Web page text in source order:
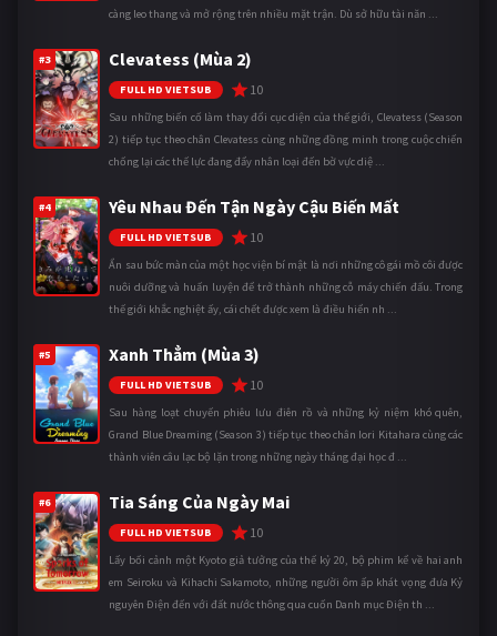
càng leo thang và mở rộng trên nhiều mặt trận. Dù sở hữu tài năn ...
#3 Clevatess (Mùa 2)
FULL HD VIETSUB 10
Sau những biến cố làm thay đổi cục diện của thế giới, Clevatess (Season
2) tiếp tục theo chân Clevatess cùng những đồng minh trong cuộc chiến
chống lại các thế lực đang đẩy nhân loại đến bờ vực diệ ...
#4 Yêu Nhau Đến Tận Ngày Cậu Biến Mất
FULL HD VIETSUB 10
Ẩn sau bức màn của một học viện bí mật là nơi những cô gái mồ côi được
nuôi dưỡng và huấn luyện để trở thành những cỗ máy chiến đấu. Trong
thế giới khắc nghiệt ấy, cái chết được xem là điều hiển nh ...
#5 Xanh Thẳm (Mùa 3)
FULL HD VIETSUB 10
Sau hàng loạt chuyến phiêu lưu điên rồ và những kỷ niệm khó quên,
Grand Blue Dreaming (Season 3) tiếp tục theo chân Iori Kitahara cùng các
thành viên câu lạc bộ lặn trong những ngày tháng đại học đ ...
#6 Tia Sáng Của Ngày Mai
FULL HD VIETSUB 10
Lấy bối cảnh một Kyoto giả tưởng của thế kỷ 20, bộ phim kể về hai anh
em Seiroku và Kihachi Sakamoto, những người ôm ấp khát vọng đưa Kỷ
nguyên Điện đến với đất nước thông qua cuốn Danh mục Điện th ...